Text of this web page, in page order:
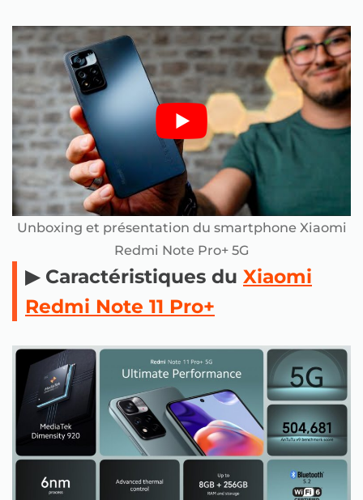
Unboxing et présentation du smartphone Xiaomi
Redmi Note Pro+ 5G
▶ Caractéristiques du Xiaomi
Redmi Note 11 Pro+